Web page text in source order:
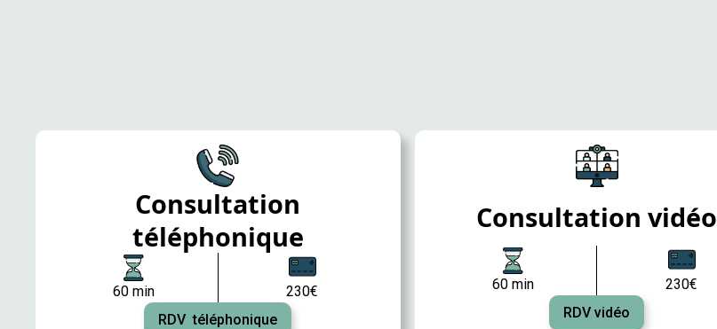
Consultation
téléphonique
60 min
230€
RDV téléphonique
Consultation vidéo
60 min
230€
RDV vidéo